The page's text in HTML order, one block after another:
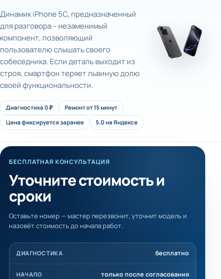
Динамик iPhone 5C, предназначенный
для разговора – незаменимый
компонент, позволяющий
пользователю слышать своего
собеседника. Если деталь выходит из
строя, смартфон теряет львиную долю
своей функциональности.
Диагностика 0 ₽
Ремонт от 15 минут
Цена фиксируется заранее
5.0 на Яндексе
БЕСПЛАТНАЯ КОНСУЛЬТАЦИЯ
Уточните стоимость и
сроки
Оставьте номер — мастер перезвонит, уточнит модель и
назовёт стоимость до начала работ.
ДИАГНОСТИКА бесплатно
НАЧАЛО
только после согласования